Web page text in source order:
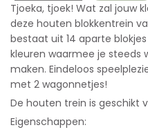
Tjoeka, tjoek! Wat zal jouw
deze houten blokkentrein
bestaat uit 14 aparte
kleuren waarmee je steeds
maken. Eindeloos
met 2 wagonnetjes!
De houten trein is geschikt
Eigenschappen: